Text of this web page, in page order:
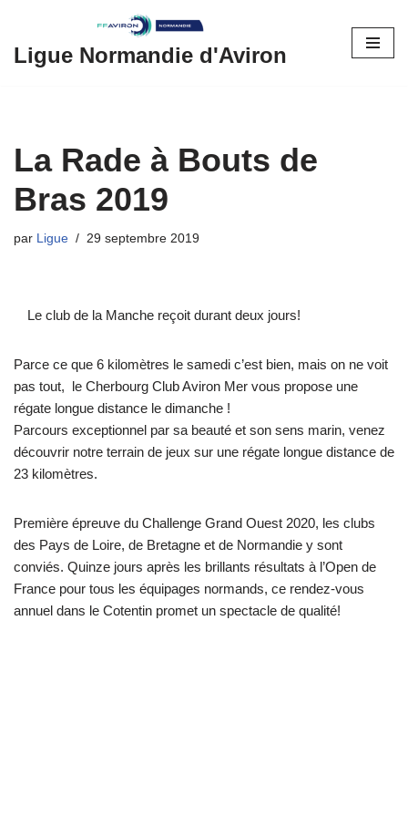
Aller
Ligue Normandie d'Aviron
La Rade à Bouts de
Bras 2019
par Ligue 29 septembre 2019
Le club de la Manche reçoit durant deux jours!
Parce ce que 6 kilomètres le samedi c’est bien, mais on ne voit
pas tout, le Cherbourg Club Aviron Mer vous propose une
régate longue distance le dimanche !
Parcours exceptionnel par sa beauté et son sens marin, venez
découvrir notre terrain de jeux sur une régate longue distance de
23 kilomètres.
Première épreuve du Challenge Grand Ouest 2020, les clubs
des Pays de Loire, de Bretagne et de Normandie y sont
conviés. Quinze jours après les brillants résultats à l’Open de
France pour tous les équipages normands, ce rendez-vous
annuel dans le Cotentin promet un spectacle de qualité!